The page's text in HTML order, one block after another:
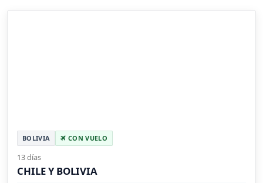
BOLIVIA CON VUELO
13 días
CHILE Y BOLIVIA